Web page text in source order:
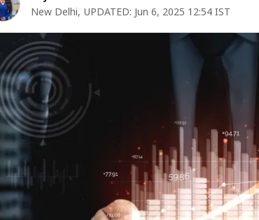
New Delhi, UPDATED: Jun 6, 2025 12:54 IST